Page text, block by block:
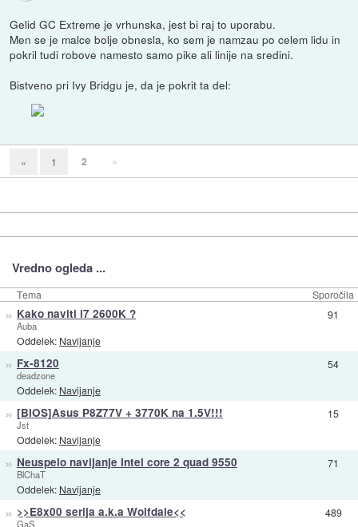
Gelid GC Extreme je vrhunska, jest bi raj to uporabu.
Men se je malce bolje obnesla, ko sem je namzau po celem lidu in
pokril tudi robove namesto samo pike ali linije na sredini.
Bistveno pri Ivy Bridgu je, da je pokrit ta del:
« 1 2 »
Vredno ogleda ...
Tema Sporočila
» Kako naviti i7 2600K ?
Auba
Oddelek: Navijanje
91
» Fx-8120
deadzone
Oddelek: Navijanje
54
» [BIOS]Asus P8Z77V + 3770K na 1.5V!!!
Jst
Oddelek: Navijanje
15
» Neuspelo navijanje Intel core 2 quad 9550
BlChaT
Oddelek: Navijanje
71
» >>E8x00 serija a.k.a Wolfdale<<
GaS
489